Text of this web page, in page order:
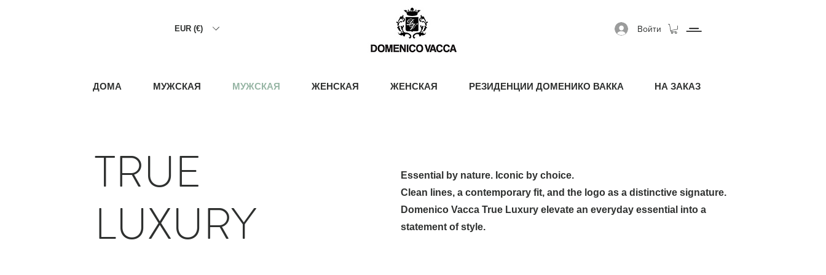
EUR (€) Войти
ДОМА МУЖСКАЯ МУЖСКАЯ ЖЕНСКАЯ ЖЕНСКАЯ РЕЗИДЕНЦИИ ДОМЕНИКО ВАККА НА ЗАКАЗ
TRUE
LUXURY
Essential by nature. Iconic by choice.
Clean lines, a contemporary fit, and the logo as a distinctive signature.
Domenico Vacca True Luxury elevate an everyday essential into a
statement of style.